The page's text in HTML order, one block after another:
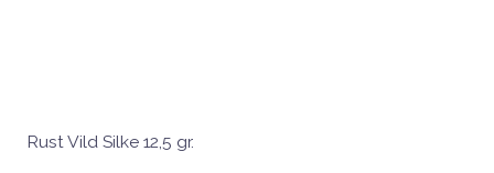
Rust Vild Silke 12,5 gr.